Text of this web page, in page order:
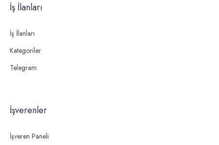
İş İlanları
İş İlanları
Kategoriler
Telegram
İşverenler
İşveren Paneli